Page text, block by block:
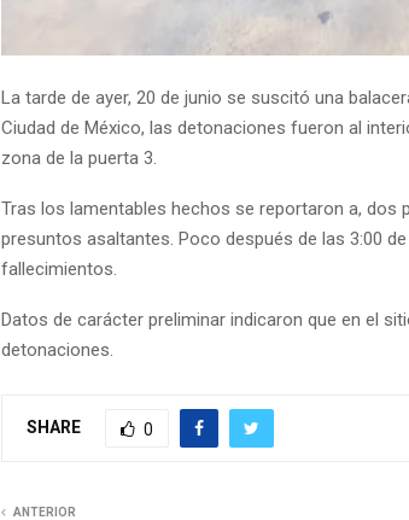
La tarde de ayer, 20 de junio se suscitó una
Ciudad de México, las detonaciones fueron al
zona de la puerta 3.
Tras los lamentables hechos se reportaron a, dos
presuntos asaltantes. Poco después de las 3:00
fallecimientos.
Datos de carácter preliminar indicaron que en el
detonaciones.
SHARE 0
ANTERIOR